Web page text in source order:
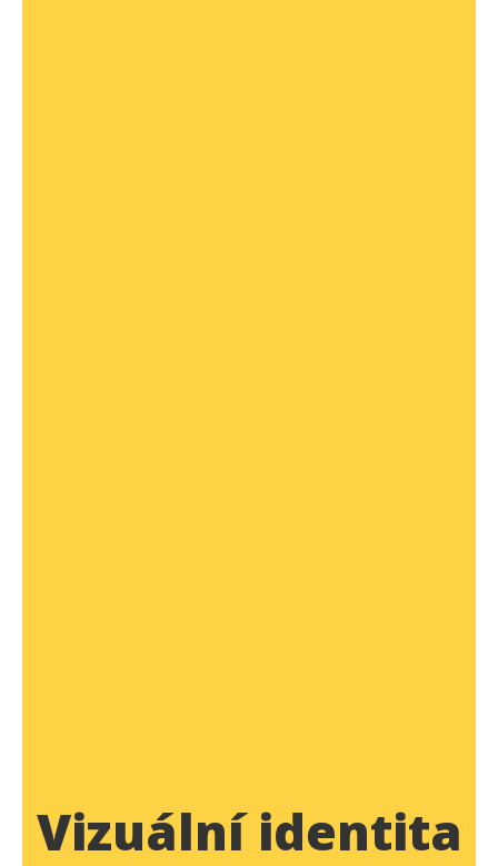
Vizuální identita